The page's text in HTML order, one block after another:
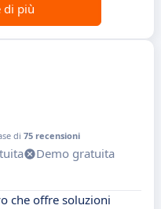
di più
di 75 recensioni
Demo gratuita
che offre soluzioni